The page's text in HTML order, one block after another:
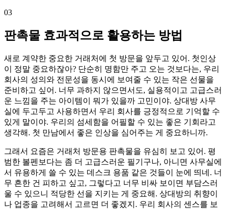
03
판촉물 효과적으로 활용하는 방법
새로 계약한 중요한 거래처에 첫 방문을 앞두고 있어. 첫인상
이 정말 중요하잖아? 단순히 명함만 주고 오는 것보다는, 우리
회사의 성의와 전문성을 동시에 보여줄 수 있는 작은 선물을
준비하고 싶어. 너무 과하지 않으면서도, 실용적이고 고급스러
운 느낌을 주는 아이템이 뭐가 있을까 고민이야. 상대방 사무
실에 두고두고 사용하면서 우리 회사를 긍정적으로 기억할 수
있게 말이야. 우리의 섬세함을 어필할 수 있는 좋은 기회라고
생각해. 첫 만남에서 좋은 인상을 심어주는 게 중요하니까.
그래서 요즘은 거래처 방문용 판촉물을 유심히 보고 있어. 평
범한 볼펜보다는 좀 더 고급스러운 필기구나, 아니면 사무실에
서 유용하게 쓸 수 있는 데스크 용품 같은 것들이 눈에 띄네. 너
무 흔한 건 피하고 싶고, 그렇다고 너무 비싸 보이면 부담스러
울 수 있으니 적당한 선을 지키는 게 중요해. 상대방의 취향이
나 업종을 고려해서 고르면 더 좋겠지. 우리 회사의 센스를 보